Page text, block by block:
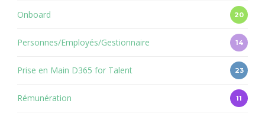
Onboard 20
Personnes/Employés/Gestionnaire 14
Prise en Main D365 for Talent 23
Rémunération 11